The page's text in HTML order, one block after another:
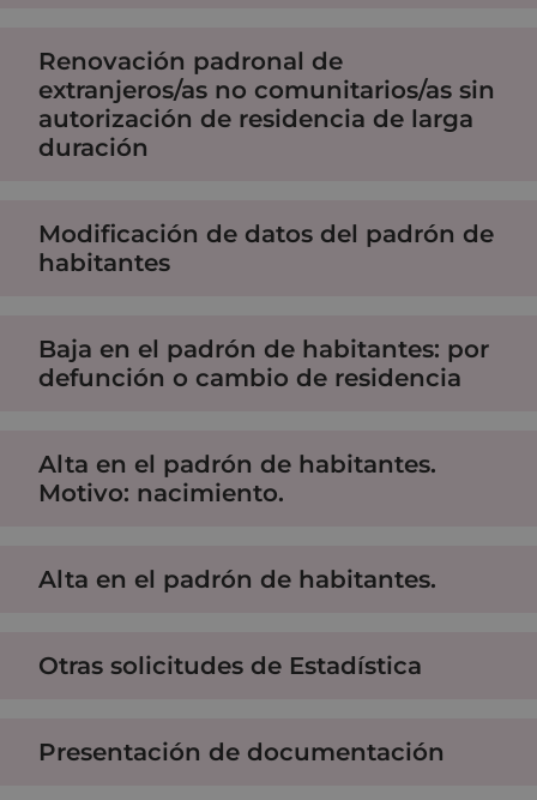
Renovación padronal de
extranjeros/as no comunitarios/as sin
autorización de residencia de larga
duración
Modificación de datos del padrón de
habitantes
Baja en el padrón de habitantes: por
defunción o cambio de residencia
Alta en el padrón de habitantes.
Motivo: nacimiento.
Alta en el padrón de habitantes.
Otras solicitudes de Estadística
Presentación de documentación